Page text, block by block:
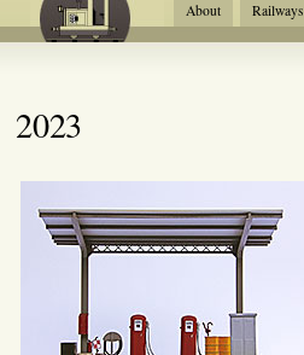
About Railways
2023